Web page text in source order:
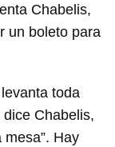
Chabelis,
un boleto para
toda
Chabelis,
Hay